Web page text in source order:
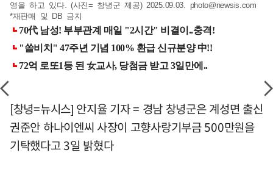
영을 하고 있다. (사진= 창녕군 제공) 2025.09.03. photo@newsis.com
*재판매 및 DB 금지
[창녕=뉴시스] 안지율 기자 = 경남 창녕군은 계성면 출신
권준안 하나이엔씨 사장이 고향사랑기부금 500만원을
기탁했다고 3일 밝혔다